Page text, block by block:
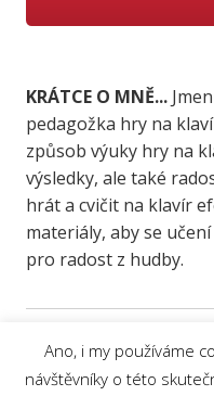
KRÁTCE O MNĚ...
pedagožka hry na
způsob výuky hry na
výsledky, ale také
hrát a cvičit na klavír
materiály, aby se
pro radost z hudby.
Ano, i my používáme
návštěvníky o této